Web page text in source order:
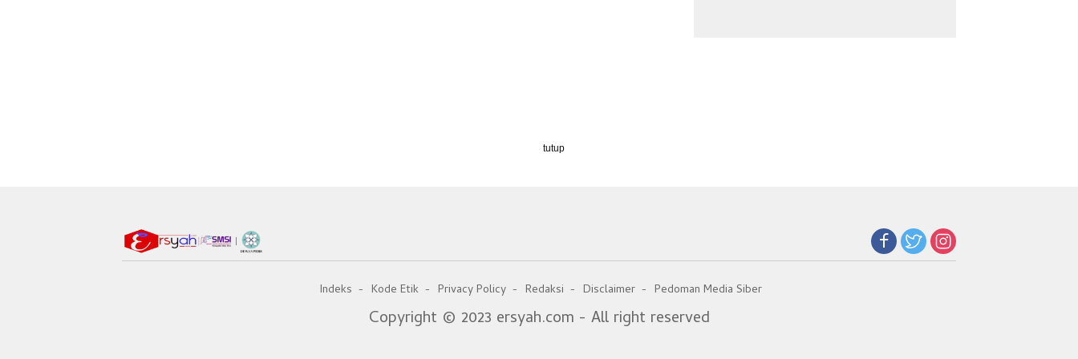
Indeks Kode Etik Privacy Policy Redaksi Disclaimer Pedoman Media Siber
Copyright © 2023 ersyah.com - All right reserved
tutup